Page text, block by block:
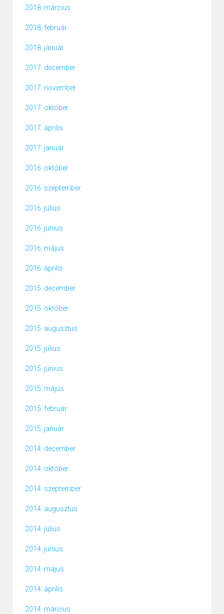
2018. március
2018. február
2018. január
2017. december
2017. november
2017. október
2017. április
2017. január
2016. október
2016. szeptember
2016. július
2016. június
2016. május
2016. április
2015. december
2015. október
2015. augusztus
2015. július
2015. június
2015. május
2015. február
2015. január
2014. december
2014. október
2014. szeptember
2014. augusztus
2014. július
2014. június
2014. május
2014. április
2014. március